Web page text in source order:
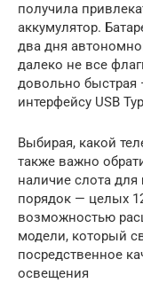
получила
аккумулятор.
два дня
далеко не все
довольно быстрая
интерфейсу USB
Выбирая, какой
также важно
наличие слота
порядок — целых
возможностью
модели, который
посредственное
освещения